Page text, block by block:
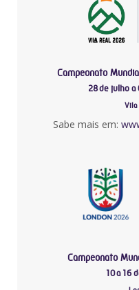
Campeonato
28 de julho
Vila
Sabe mais em:
Campeonato
10 a 16